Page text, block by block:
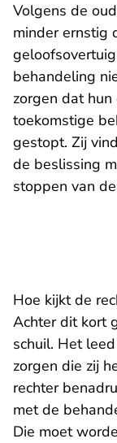
Volgens de
minder ernstig
behandeling
zorgen dat
toekomstige
gestopt. Zij
de beslissing
stoppen van
Hoe kijkt de
Achter dit kort
schuil. Het
zorgen die zij
rechter
met de
Die moet